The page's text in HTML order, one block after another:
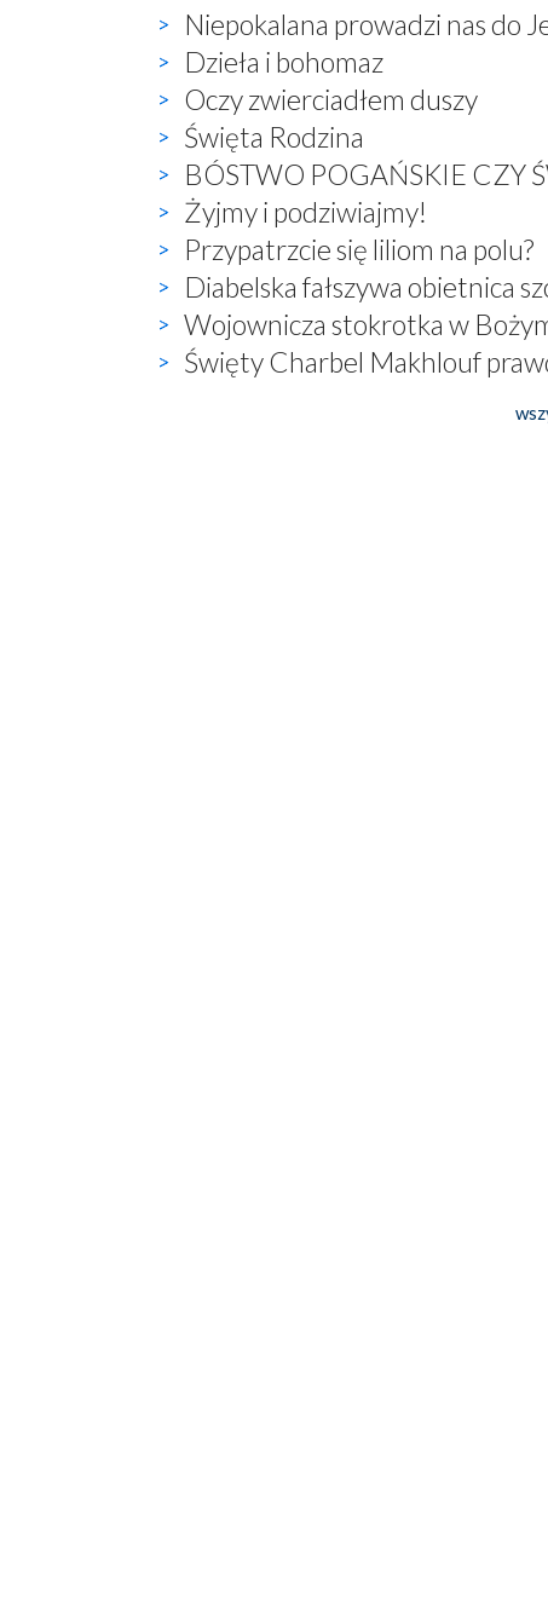
Niepokalana prowadzi nas do
Dzieła i bohomaz
Oczy zwierciadłem duszy
Święta Rodzina
BÓSTWO POGAŃSKIE CZY
Żyjmy i podziwiajmy!
Przypatrzcie się liliom na polu?
Diabelska fałszywa obietnica
Wojownicza stokrotka w
Święty Charbel Makhlouf